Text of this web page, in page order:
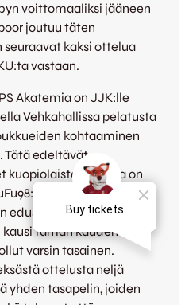
voittomaaliksi jääneen
joutuu täten
kaksi ottelua
vastaan.
Akatemia on JJK:lle
Vehkahallissa pelatusta
kohtaaminen
Tätä edeltävät
kanssa on
nimellä toiminutta
edustusjoukkuetta
kausi tämän kauden
varsin tasainen.
ottelusta neljä
yhden tasapelin, joiden